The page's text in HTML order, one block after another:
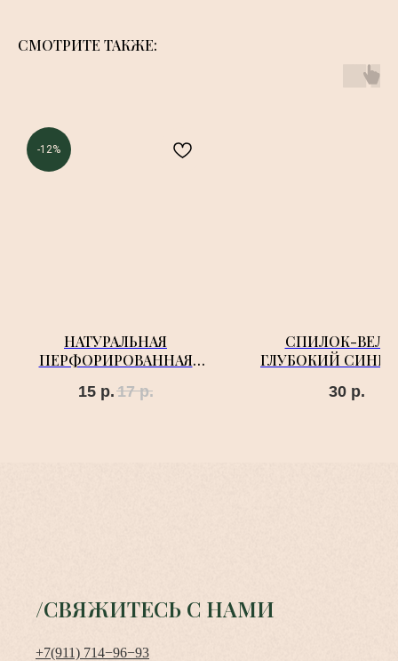
СМОТРИТЕ ТАКЖЕ:
-12%
НАТУРАЛЬНАЯ
ПЕРФОРИРОВАННАЯ
15 р.17 р.
СПИЛОК-
ГЛУБОКИЙ СИНИЙ
30 р.
/СВЯЖИТЕСЬ С НАМИ
+7(911) 714−96−93